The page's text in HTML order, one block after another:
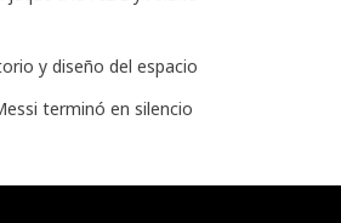
y diseño del espacio
terminó en silencio